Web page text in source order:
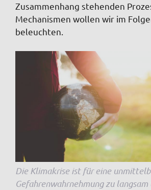
Zusammenhang stehenden
Mechanismen wollen wir im
beleuchten.
Die Klimakrise ist für eine
Gefahrenwahrnehmung zu langsam